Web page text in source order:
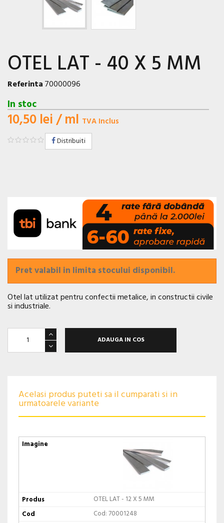
OTEL LAT - 40 X 5 MM
Referinta70000096
In stoc
10,50 lei/ ml TVA Inclus
Distribuiti
Pret valabil in limita stocului disponibil.
Otel lat utilizat pentru confectii metalice, in constructii civile
si industriale.
ADAUGA IN COS
Acelasi produs puteti sa il cumparati si in
urmatoarele variante
OTEL LAT - 12 X 5 MM
Cod: 70001248